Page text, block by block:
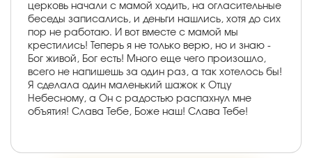
церковь начали с мамой ходить, на огласительные
беседы записались, и деньги нашлись, хотя до сих
пор не работаю. И вот вместе с мамой мы
крестились! Теперь я не только верю, но и знаю -
Бог живой, Бог есть! Много еще чего произошло,
всего не напишешь за один раз, а так хотелось бы!
Я сделала один маленький шажок к Отцу
Небесному, а Он с радостью распахнул мне
объятия! Слава Тебе, Боже наш! Слава Тебе!